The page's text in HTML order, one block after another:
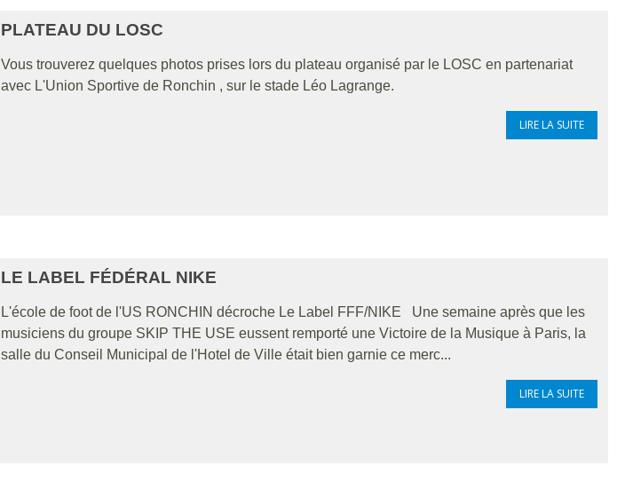
PLATEAU DU LOSC
Vous trouverez quelques photos prises lors du plateau organisé par le LOSC en partenariat
avec L'Union Sportive de Ronchin , sur le stade Léo Lagrange.
LIRE LA SUITE
LE LABEL FÉDÉRAL NIKE
L'école de foot de l'US RONCHIN décroche Le Label FFF/NIKE Une semaine après que les
musiciens du groupe SKIP THE USE eussent remporté une Victoire de la Musique à Paris, la
salle du Conseil Municipal de l'Hotel de Ville était bien garnie ce merc...
LIRE LA SUITE